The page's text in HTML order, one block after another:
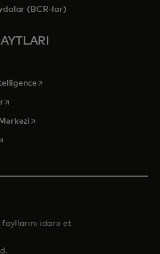
(BCR-lar)
tab
opens in a new tab
opens in a new tab
opens in a new tab
in a new tab
fayllarını idarə et